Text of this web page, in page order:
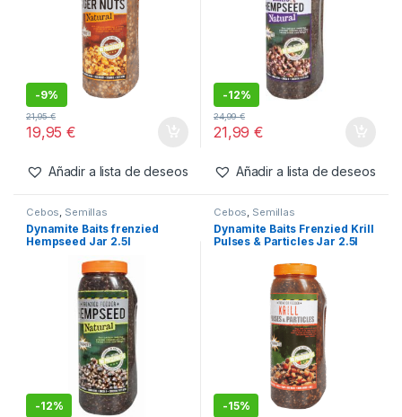
-9%
19,95€
21,95€
Añadir a lista de deseos
-12%
21,99€
24,99€
Añadir a lista de deseos
Cebos, Semillas
Dynamite Baits frenzied
Hempseed Jar 2.5l
-12%
Cebos, Semillas
Dynamite Baits Frenzied Krill
Pulses & Particles Jar 2.5l
-15%